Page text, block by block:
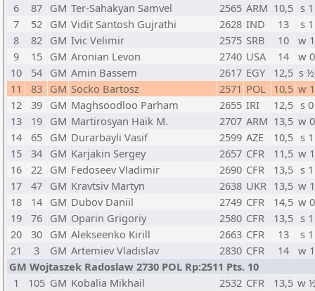
6
87 GM Ter-Sahakyan Samvel 2565 ARM 10,5 s 1
7
52 GM Vidit Santosh Gujrathi 2628 IND 13
s 1
8
82 GM Ivic Velimir 2575 SRB 10
w 1
9
15 GM Aronian Levon 2740 USA 14
w 0
10
54 GM Amin Bassem 2617 EGY 12,5 s ½
11
83 GM Socko Bartosz 2571 POL 10,5 w 1
12
39 GM Maghsoodloo Parham 2655 IRI 12,5 s 0
13
19 GM Martirosyan Haik M. 2707 ARM 13,5 w 0
14
65 GM Durarbayli Vasif 2599 AZE 10,5 s 1
15
34 GM Karjakin Sergey 2657 CFR 11,5 w 1
16
22 GM Fedoseev Vladimir 2690 CFR 13,5 s 1
17
47 GM Kravtsiv Martyn 2638 UKR 13,5 w 1
18
14 GM Dubov Daniil 2749 CFR 14,5 w 0
19
76 GM Oparin Grigoriy 2580 CFR 13,5 s 1
20
30 GM Alekseenko Kirill 2663 CFR 13
s 1
21
3 GM Artemiev Vladislav 2830 CFR 14
w 1
GM Wojtaszek Radoslaw 2730 POL Rp:2511 Pts. 10
1
105 GM Kobalia Mikhail 2532 CFR 13,5 w